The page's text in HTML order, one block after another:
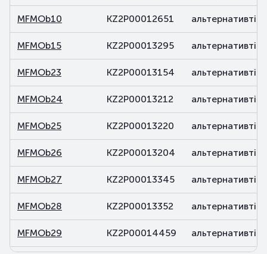
MFMOb10 KZ2P00012651 альтернативті
MFMOb15 KZ2P00013295 альтернативті
MFMOb23 KZ2P00013154 альтернативті
MFMOb24 KZ2P00013212 альтернативті
MFMOb25 KZ2P00013220 альтернативті
MFMOb26 KZ2P00013204 альтернативті
MFMOb27 KZ2P00013345 альтернативті
MFMOb28 KZ2P00013352 альтернативті
MFMOb29 KZ2P00014459 альтернативті